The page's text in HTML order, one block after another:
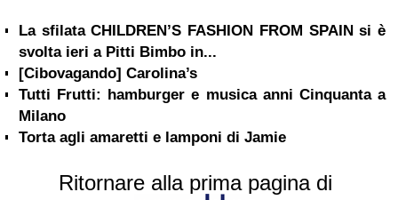
La sfilata CHILDREN’S FASHION FROM SPAIN si è
svolta ieri a Pitti Bimbo in...
[Cibovagando] Carolina’s
Tutti Frutti: hamburger e musica anni Cinquanta a
Milano
Torta agli amaretti e lamponi di Jamie
Ritornare alla prima pagina di